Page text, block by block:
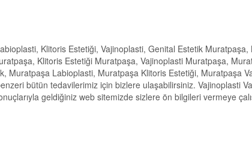
Klitoris Estetiği, Vajinoplasti, Genital Estetik Muratpaşa,
Klitoris Estetiği Muratpaşa, Vajinoplasti Muratpaşa,
Muratpaşa Labioplasti, Muratpaşa Klitoris Estetiği, Muratpaşa
bütün tedavilerimiz için bizlere ulaşabilirsiniz. Vajinoplasti
geldiğiniz web sitemizde sizlere ön bilgileri vermeye